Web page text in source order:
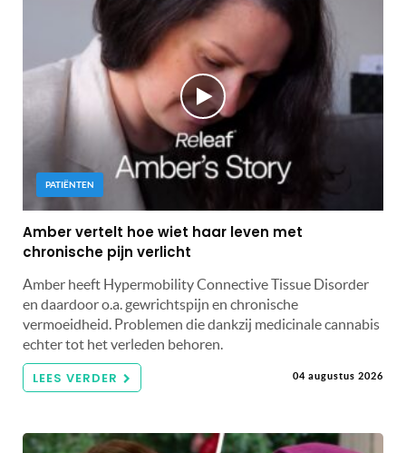
PATIËNTEN
Amber vertelt hoe wiet haar leven met
chronische pijn verlicht
Amber heeft Hypermobility Connective Tissue Disorder
en daardoor o.a. gewrichtspijn en chronische
vermoeidheid. Problemen die dankzij medicinale cannabis
echter tot het verleden behoren.
LEES VERDER 04 augustus 2026